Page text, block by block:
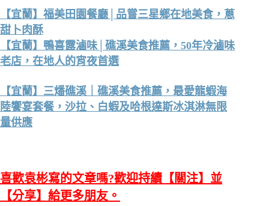
【宜蘭】福美田園餐廳│品嘗三星鄉在地美食，蔥
甜卜肉酥
【宜蘭】鴨喜露滷味│礁溪美食推薦，50年冷滷味
老店，在地人的宵夜首選
【宜蘭】三燔礁溪｜礁溪美食推薦，最愛龍蝦海
陸饗宴套餐，沙拉、白蝦及哈根達斯冰淇淋無限
量供應
喜歡袁彬寫的文章嗎?歡迎持續【關注】並
【分享】給更多朋友。